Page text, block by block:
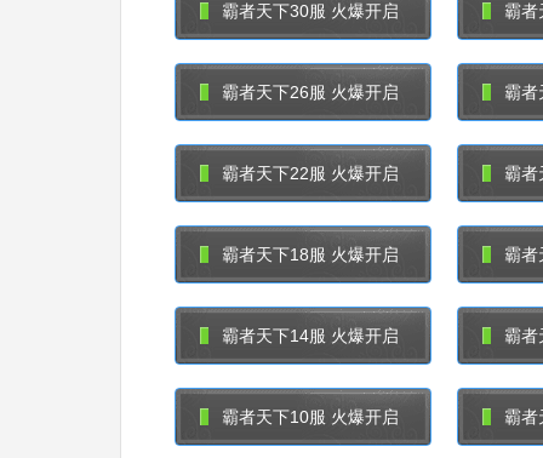
霸者天下30服 火爆开启 霸者
霸者天下26服 火爆开启 霸者
霸者天下22服 火爆开启 霸者
霸者天下18服 火爆开启 霸者
霸者天下14服 火爆开启 霸者
霸者天下10服 火爆开启 霸者